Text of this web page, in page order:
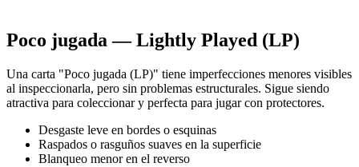
Poco jugada — Lightly Played (LP)
Una carta "Poco jugada (LP)" tiene imperfecciones menores visibles
al inspeccionarla, pero sin problemas estructurales. Sigue siendo
atractiva para coleccionar y perfecta para jugar con protectores.
Desgaste leve en bordes o esquinas
Raspados o rasguños suaves en la superficie
Blanqueo menor en el reverso